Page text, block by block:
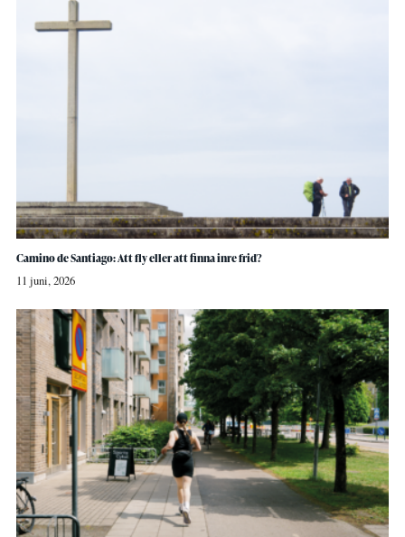
Camino de Santiago: Att fly eller att finna inre frid?
11 juni, 2026